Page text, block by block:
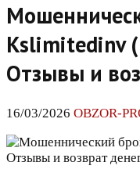
Kslimitedinv
Отзывы и
16/03/2026 OBZOR-